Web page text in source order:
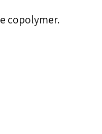
copolymer.